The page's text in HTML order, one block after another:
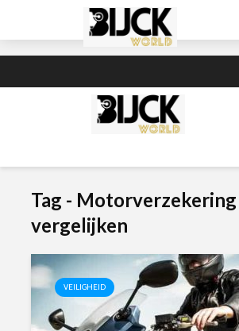
Tag - Motorverzekering
vergelijken
VEILIGHEID